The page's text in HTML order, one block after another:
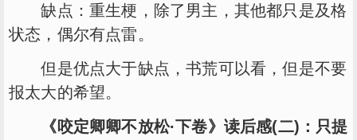
缺点：重生梗，除了男主，其他都只是及格
状态，偶尔有点雷。
但是优点大于缺点，书荒可以看，但是不要
报太大的希望。
《咬定卿卿不放松·下卷》读后感(二)：只提